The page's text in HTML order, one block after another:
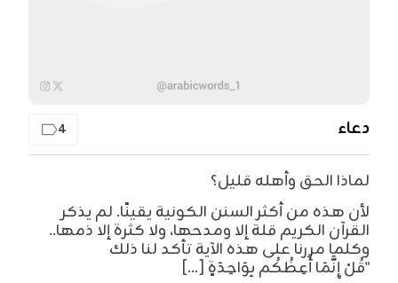
دعاء 4
لماذا الحق وأهله قليل؟
لأن هذه من أكثر السنن الكونية يقينًا. لم يذكر
القرآن الكريم قلة إلا ومدحها، ولا كثرة إلا ذمها..
وكلما مررنا على هذه الآية تأكد لنا ذلك
"قُلْ إِنَّمَا أَعِظُكُم بِوَاحِدَةٍ [...]